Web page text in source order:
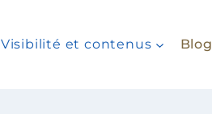
Visibilité et contenus Blog